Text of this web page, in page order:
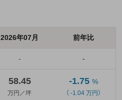
2026年07月 前年比
- -
58.45
万円／坪
-1.75 %
（ -1.04 万円）